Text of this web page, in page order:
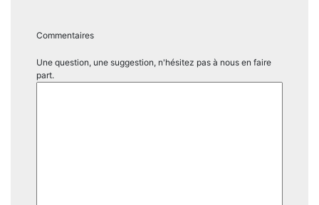
Commentaires
Une question, une suggestion, n'hésitez pas à nous en faire
part.